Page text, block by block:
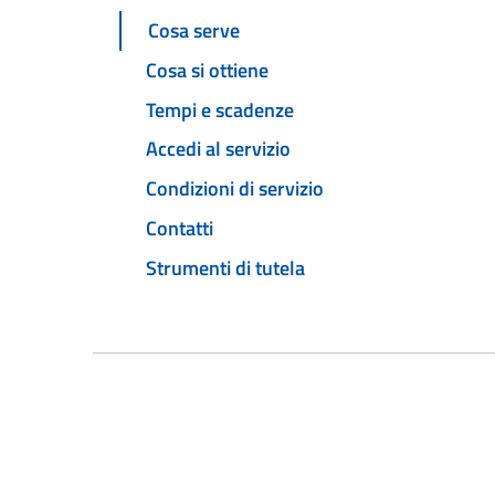
Cosa serve
Cosa si ottiene
Tempi e scadenze
Accedi al servizio
Condizioni di servizio
Contatti
Strumenti di tutela